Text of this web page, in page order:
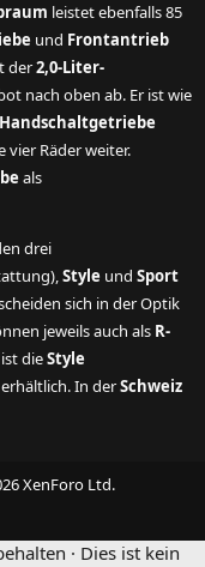
leistet ebenfalls 85
und Frontantrieb
der2,0-Liter-
nach oben ab. Er ist wie
Räder weiter.
als
drei
Style und Sport
sich in der Optik
jeweils auch als R-
ist dieStyle
erhältlich. In derSchweiz
XenForo Ltd.
· Dies ist kein